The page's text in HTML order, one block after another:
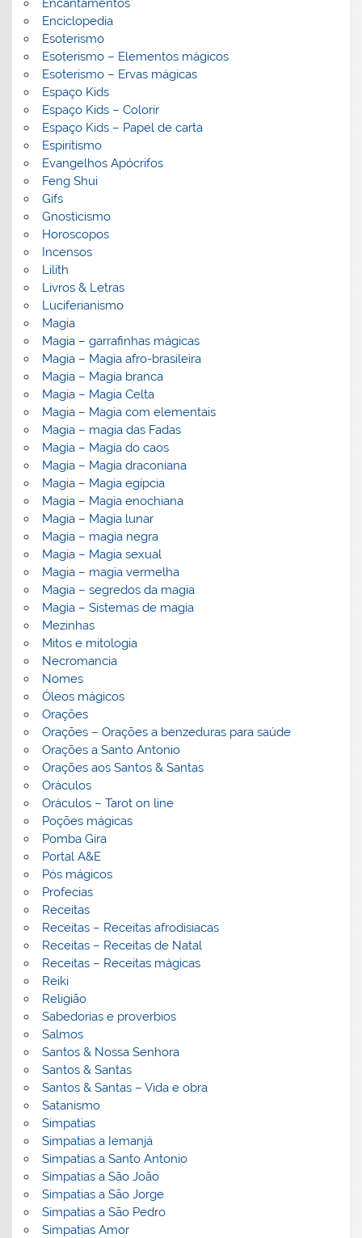
Enciclopedia
Esoterismo
Esoterismo – Elementos mágicos
Esoterismo – Ervas mágicas
Espaço Kids
Espaço Kids – Colorir
Espaço Kids – Papel de carta
Espiritismo
Evangelhos Apócrifos
Feng Shui
Gifs
Gnosticismo
Horoscopos
Incensos
Lilith
Livros & Letras
Luciferianismo
Magia
Magia – garrafinhas mágicas
Magia – Magia afro-brasileira
Magia – Magia branca
Magia – Magia Celta
Magia – Magia com elementais
Magia – magia das Fadas
Magia – Magia do caos
Magia – Magia draconiana
Magia – Magia egípcia
Magia – Magia enochiana
Magia – Magia lunar
Magia – magia negra
Magia – Magia sexual
Magia – magia vermelha
Magia – segredos da magia
Magia – Sistemas de magia
Mezinhas
Mitos e mitologia
Necromancia
Nomes
Óleos mágicos
Orações
Orações – Orações a benzeduras para saúde
Orações a Santo Antonio
Orações aos Santos & Santas
Oráculos
Oráculos – Tarot on line
Poções mágicas
Pomba Gira
Portal A&E
Pós mágicos
Profecias
Receitas
Receitas – Receitas afrodisiacas
Receitas – Receitas de Natal
Receitas – Receitas mágicas
Reiki
Religião
Sabedorias e proverbios
Salmos
Santos & Nossa Senhora
Santos & Santas
Santos & Santas – Vida e obra
Satanismo
Simpatias
Simpatias a Iemanjá
Simpatias a Santo Antonio
Simpatias a São João
Simpatias a São Jorge
Simpatias a São Pedro
Simpatias Amor